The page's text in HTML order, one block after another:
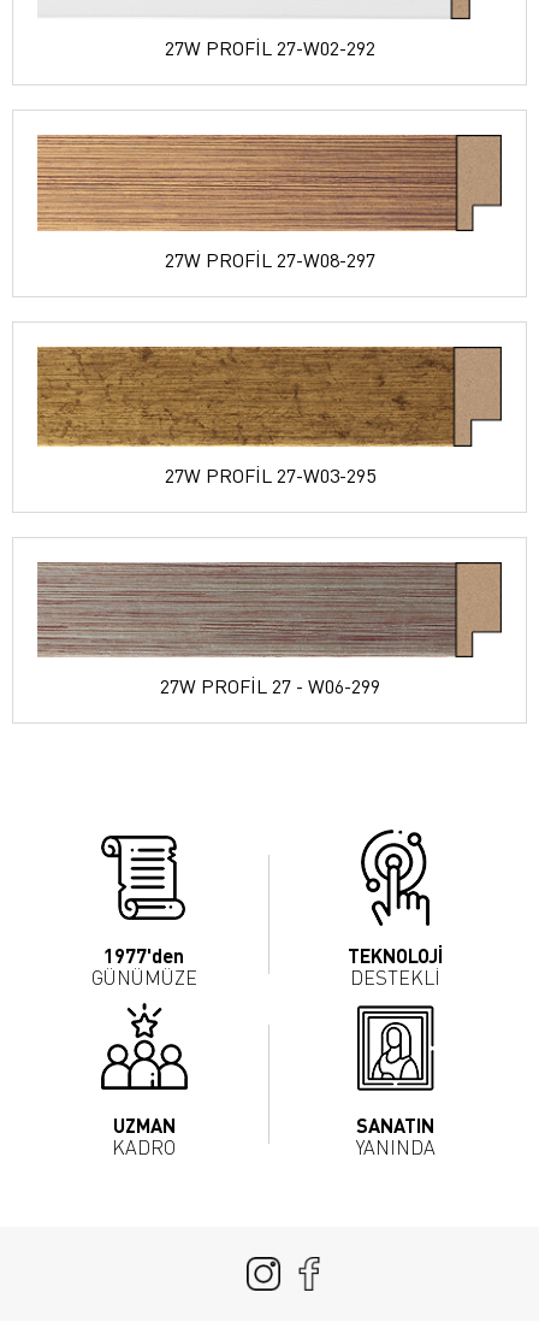
27W PROFİL 27-W02-292
27W PROFİL 27-W08-297
27W PROFİL 27-W03-295
27W PROFİL 27 - W06-299
1977'den
GÜNÜMÜZE
TEKNOLOJİ
DESTEKLİ
UZMAN
KADRO
SANATIN
YANINDA